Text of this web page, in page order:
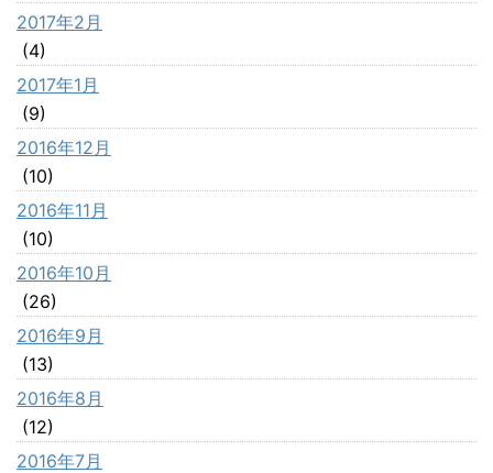
2017年2月
(4)
2017年1月
(9)
2016年12月
(10)
2016年11月
(10)
2016年10月
(26)
2016年9月
(13)
2016年8月
(12)
2016年7月